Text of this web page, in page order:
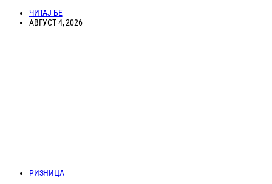
ЧИТАЈ БЕ
АВГУСТ 4, 2026
РИЗНИЦА